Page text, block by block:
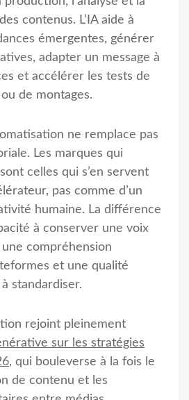
contenus. L’IA aide à
émergentes, générer
adapter un message à
et accélérer les tests de
de montages.
ne remplace pas
Les marques qui
celles qui s’en servent
pas comme d’un
humaine. La différence
à conserver une voix
compréhension
et une qualité
standardiser.
rejoint pleinement
sur les stratégies
, qui bouleverse à la fois le
de contenu et les